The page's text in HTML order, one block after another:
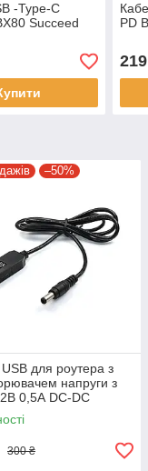
-Type-C
Succeed
PD
219
–50%
для роутера з
напруги з
0,5А DC-DC
300 ₴